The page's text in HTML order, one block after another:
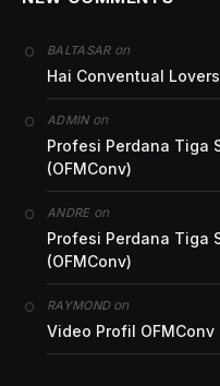
BALTASARon
Hai Conventual
ADMINon
Profesi Perdana Tiga
(OFMConv)
ANDREon
Profesi Perdana Tiga
(OFMConv)
RAYMONDon
Video Profil